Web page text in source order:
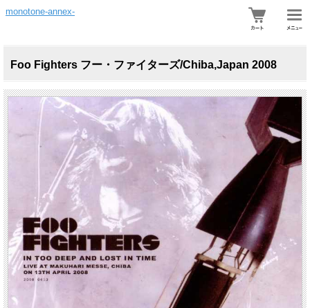
monotone-annex-
Foo Fighters フー・ファイターズ/Chiba,Japan 2008